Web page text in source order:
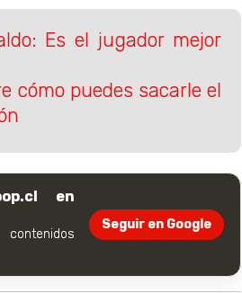
Es el jugador mejor
cómo puedes sacarle el
en
Seguir en Google